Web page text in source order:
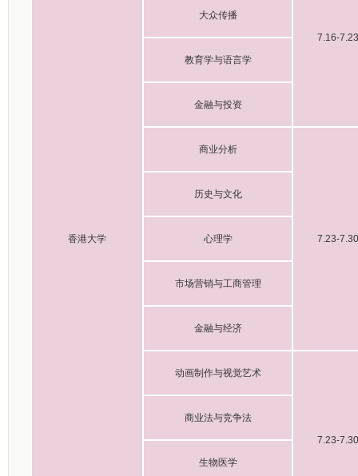
香港大学
7.16-7.23
大众传播
教育学与语言学
金融与投资
商业分析
7.23-7.30
历史与文化
心理学
市场营销与工商管理
金融与经济
动画制作与视觉艺术
7.23-7.30
商业法与竞争法
生物医学